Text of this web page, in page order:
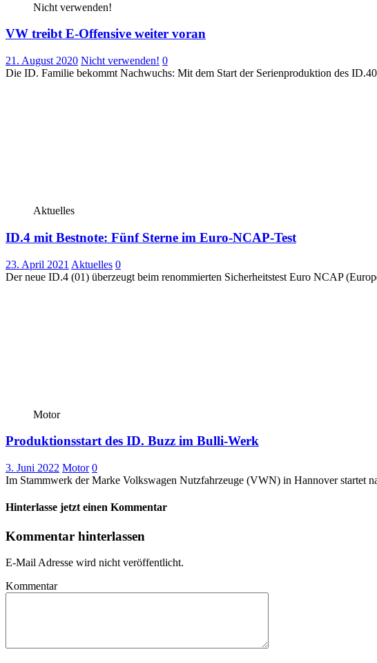
Nicht verwenden!
VW treibt E-Offensive weiter voran
21. August 2020 Nicht verwenden! 0
Die ID. Familie bekommt Nachwuchs: Mit dem Start der Serienproduktion des
Aktuelles
ID.4 mit Bestnote: Fünf Sterne im Euro-NCAP-Test
23. April 2021 Aktuelles 0
Der neue ID.4 (01) überzeugt beim renommierten Sicherheitstest Euro NCAP
Motor
Produktionsstart des ID. Buzz im Bulli-Werk
3. Juni 2022 Motor 0
Im Stammwerk der Marke Volkswagen Nutzfahrzeuge (VWN) in Hannover startet
Hinterlasse jetzt einen Kommentar
Kommentar hinterlassen
E-Mail Adresse wird nicht veröffentlicht.
Kommentar